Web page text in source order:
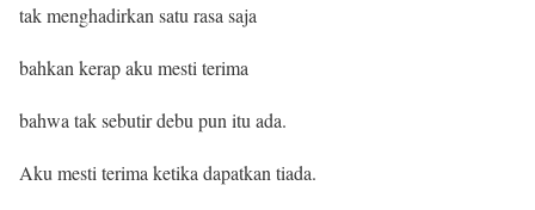
tak menghadirkan satu rasa saja
bahkan kerap aku mesti terima
bahwa tak sebutir debu pun itu ada.
Aku mesti terima ketika dapatkan tiada.